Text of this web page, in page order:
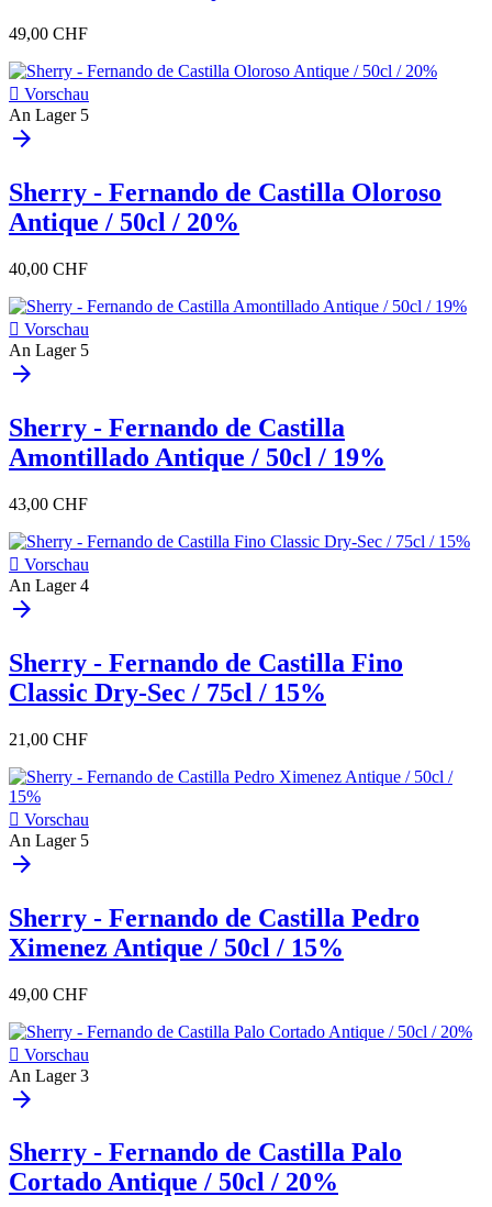
49,00 CHF
 Vorschau
An Lager 5
arrow_forward
Sherry - Fernando de Castilla Oloroso
Antique / 50cl / 20%
40,00 CHF
 Vorschau
An Lager 5
arrow_forward
Sherry - Fernando de Castilla
Amontillado Antique / 50cl / 19%
43,00 CHF
 Vorschau
An Lager 4
arrow_forward
Sherry - Fernando de Castilla Fino
Classic Dry-Sec / 75cl / 15%
21,00 CHF
 Vorschau
An Lager 5
arrow_forward
Sherry - Fernando de Castilla Pedro
Ximenez Antique / 50cl / 15%
49,00 CHF
 Vorschau
An Lager 3
arrow_forward
Sherry - Fernando de Castilla Palo
Cortado Antique / 50cl / 20%